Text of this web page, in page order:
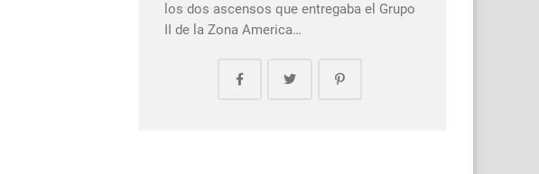
los dos ascensos que entregaba el Grupo
II de la Zona America…